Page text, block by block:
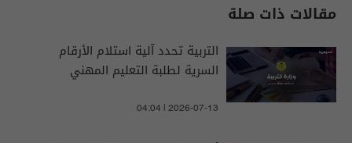
مقالات ذات صلة
التربية تحدد آلية استلام الأرقام
السرية لطلبة التعليم المهني
04:04 | 2026-07-13